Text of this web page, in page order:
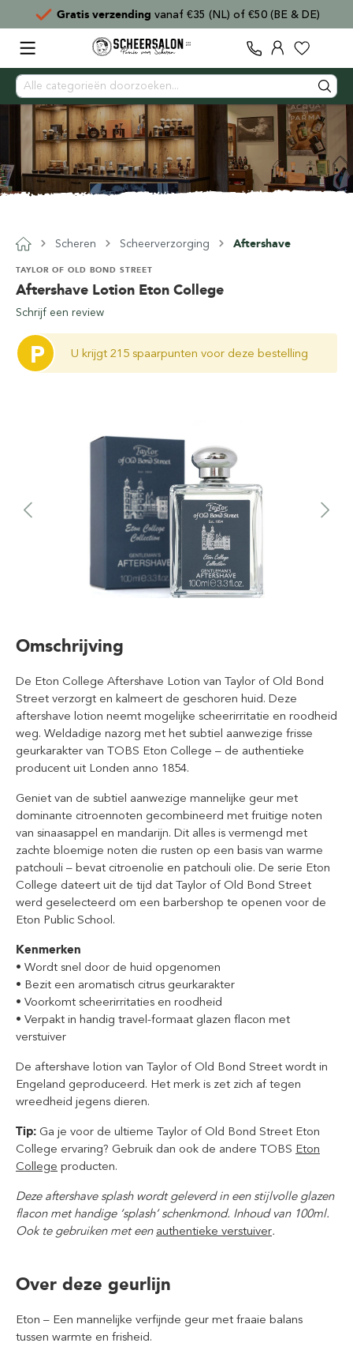
Gratis verzending vanaf €35 (NL) of €50 (BE & DE)
Scheren Scheerverzorging Aftershave
Aftershave Lotion Eton College
TAYLOR OF OLD BOND STREET
Schrijf een review
P U krijgt 215 spaarpunten voor deze bestelling
Omschrijving
De Eton College Aftershave Lotion van Taylor of Old Bond
Street verzorgt en kalmeert de geschoren huid. Deze
aftershave lotion neemt mogelijke scheerirritatie en roodheid
weg. Weldadige nazorg met het subtiel aanwezige frisse
geurkarakter van TOBS Eton College – de authentieke
producent uit Londen anno 1854.
Geniet van de subtiel aanwezige mannelijke geur met
dominante citroennoten gecombineerd met fruitige noten
van sinaasappel en mandarijn. Dit alles is vermengd met
zachte bloemige noten die rusten op een basis van warme
patchouli – bevat citroenolie en patchouli olie. De serie Eton
College dateert uit de tijd dat Taylor of Old Bond Street
werd geselecteerd om een barbershop te openen voor de
Eton Public School.
Kenmerken
• Wordt snel door de huid opgenomen
• Bezit een aromatisch citrus geurkarakter
• Voorkomt scheerirritaties en roodheid
• Verpakt in handig travel-formaat glazen flacon met
verstuiver
De aftershave lotion van Taylor of Old Bond Street wordt in
Engeland geproduceerd. Het merk is zet zich af tegen
wreedheid jegens dieren.
Tip: Ga je voor de ultieme Taylor of Old Bond Street Eton
College ervaring? Gebruik dan ook de andere TOBS Eton
College producten.
Deze aftershave splash wordt geleverd in een stijlvolle glazen
flacon met handige ‘splash’ schenkmond. Inhoud van 100ml.
Ook te gebruiken met een authentieke verstuiver.
Over deze geurlijn
Eton – Een mannelijke verfijnde geur met fraaie balans
tussen warmte en frisheid.